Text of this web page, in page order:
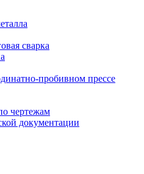
сварка
пробивном прессе
чертежам
документации